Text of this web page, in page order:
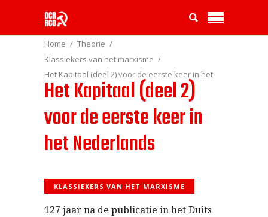
Home
Theorie
Klassiekers van het marxisme
Het Kapitaal (deel 2) voor de eerste keer in het
Nederlands
Het Kapitaal (deel 2)
voor de eerste keer in
het Nederlands
KLASSIEKERS VAN HET MARXISME
127 jaar na de publicatie in het Duits